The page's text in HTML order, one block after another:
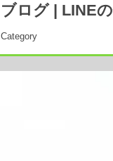
ブログ | LINE
Category